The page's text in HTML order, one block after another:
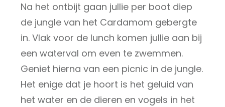
Na het ontbijt gaan jullie per boot diep
de jungle van het Cardamom gebergte
in. Vlak voor de lunch komen jullie aan bij
een waterval om even te zwemmen.
Geniet hierna van een picnic in de jungle.
Het enige dat je hoort is het geluid van
het water en de dieren en vogels in het